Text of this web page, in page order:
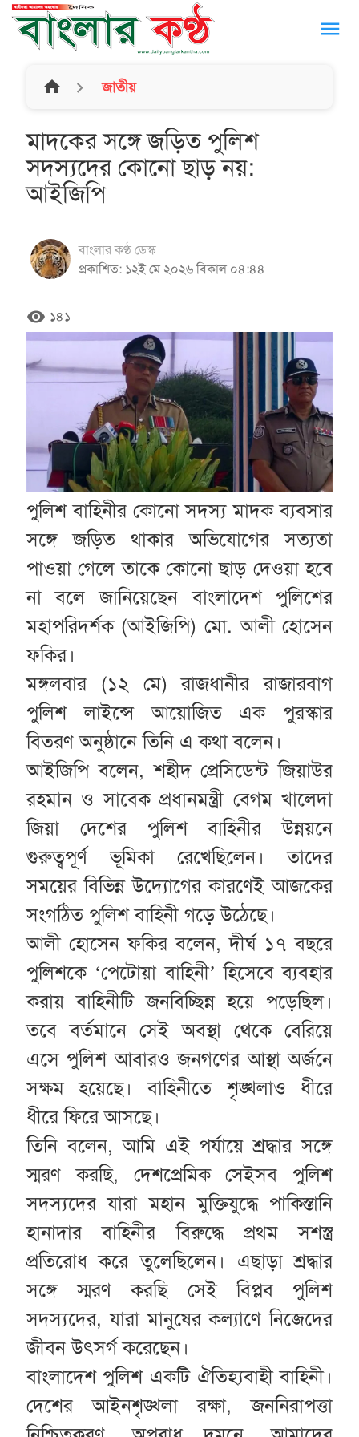
menu
home জাতীয়
মাদকের সঙ্গে জড়িত পুলিশ
সদস্যদের কোনো ছাড় নয়:
আইজিপি
বাংলার কণ্ঠ ডেস্ক
প্রকাশিত: ১২ই মে ২০২৬ বিকাল ০৪:৪৪
remove_red_eye ১৪১
পুলিশ বাহিনীর কোনো সদস্য মাদক ব্যবসার
সঙ্গে জড়িত থাকার অভিযোগের সত্যতা
পাওয়া গেলে তাকে কোনো ছাড় দেওয়া হবে
না বলে জানিয়েছেন বাংলাদেশ পুলিশের
মহাপরিদর্শক (আইজিপি) মো. আলী হোসেন
ফকির।
মঙ্গলবার (১২ মে) রাজধানীর রাজারবাগ
পুলিশ লাইন্সে আয়োজিত এক পুরস্কার
বিতরণ অনুষ্ঠানে তিনি এ কথা বলেন।
আইজিপি বলেন, শহীদ প্রেসিডেন্ট জিয়াউর
রহমান ও সাবেক প্রধানমন্ত্রী বেগম খালেদা
জিয়া দেশের পুলিশ বাহিনীর উন্নয়নে
গুরুত্বপূর্ণ ভূমিকা রেখেছিলেন। তাদের
সময়ের বিভিন্ন উদ্যোগের কারণেই আজকের
সংগঠিত পুলিশ বাহিনী গড়ে উঠেছে।
আলী হোসেন ফকির বলেন, দীর্ঘ ১৭ বছরে
পুলিশকে ‘পেটোয়া বাহিনী’ হিসেবে ব্যবহার
করায় বাহিনীটি জনবিচ্ছিন্ন হয়ে পড়েছিল।
তবে বর্তমানে সেই অবস্থা থেকে বেরিয়ে
এসে পুলিশ আবারও জনগণের আস্থা অর্জনে
সক্ষম হয়েছে। বাহিনীতে শৃঙ্খলাও ধীরে
ধীরে ফিরে আসছে।
তিনি বলেন, আমি এই পর্যায়ে শ্রদ্ধার সঙ্গে
স্মরণ করছি, দেশপ্রেমিক সেইসব পুলিশ
সদস্যদের যারা মহান মুক্তিযুদ্ধে পাকিস্তানি
হানাদার বাহিনীর বিরুদ্ধে প্রথম সশস্ত্র
প্রতিরোধ করে তুলেছিলেন। এছাড়া শ্রদ্ধার
সঙ্গে স্মরণ করছি সেই বিপ্লব পুলিশ
সদস্যদের, যারা মানুষের কল্যাণে নিজেদের
জীবন উৎসর্গ করেছেন।
বাংলাদেশ পুলিশ একটি ঐতিহ্যবাহী বাহিনী।
দেশের আইনশৃঙ্খলা রক্ষা, জননিরাপত্তা